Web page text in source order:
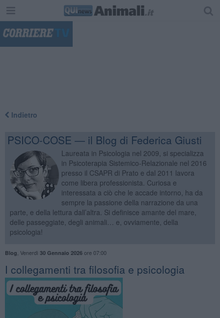
Indietro
PSICO-COSE — il Blog di Federica Giusti
Laureata in Psicologia nel 2009, si specializza
in Psicoterapia Sistemico-Relazionale nel 2016
presso il CSAPR di Prato e dal 2011 lavora
come libera professionista. Curiosa e
interessata a ciò che le accade intorno, ha da
sempre la passione della narrazione da una
parte, e della lettura dall’altra. Si definisce amante del mare,
delle passeggiate, degli animali… e, ovviamente, della
psicologia!
Blog Venerdì 30 Gennaio 2026ore 07:00
​I collegamenti tra filosofia e psicologia